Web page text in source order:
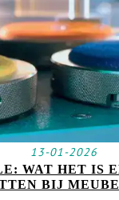
13-01-2026
WAT HET IS
BIJ